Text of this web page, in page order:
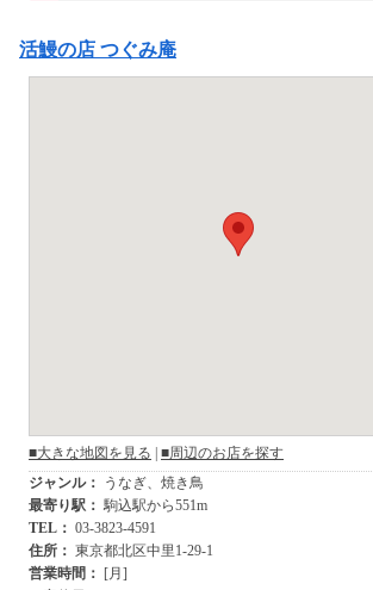
活鰻の店 つぐみ庵